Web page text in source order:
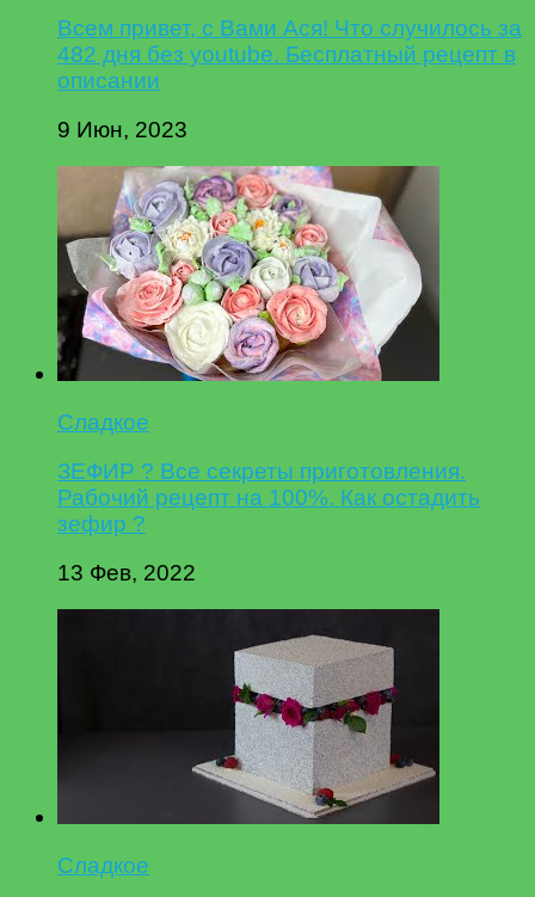
Всем привет, с Вами Ася! Что случилось за
482 дня без youtube. Бесплатный рецепт в
описании
9 Июн, 2023
Сладкое
ЗЕФИР ? Все секреты приготовления.
Рабочий рецепт на 100%. Как остадить
зефир ?
13 Фев, 2022
Сладкое